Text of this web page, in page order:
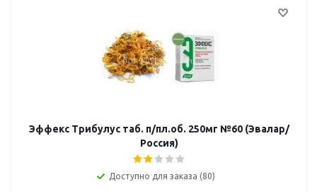
Эффекс Трибулус таб. п/пл.об. 250мг №60 (Эвалар/
Россия)
Доступно для заказа (80)